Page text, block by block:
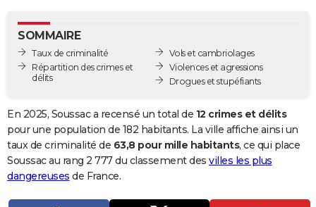
GUIDES D'ACHAT
BONS PLANS
Carte de Noël
Carte Bonne année
Carte Saint-Valentin
Carte Pâques
Carte d'anniversaire
DICTIONNAIRE
Dictionnaire
Biographies
Citations
Expressions
Proverbes
PROGRAMME TV
SOMMAIRE
Taux de criminalité
Répartition des crimes et
délits
Vols et cambriolages
Violences et agressions
Drogues et stupéfiants
En 2025, Soussac a recensé un total de 12 crimes et délits
pour une population de 182 habitants. La ville affiche ainsi un
taux de criminalité de 63,8 pour mille habitants, ce qui place
Soussac au rang 2 777 du classement des villes les plus
dangereuses de France.